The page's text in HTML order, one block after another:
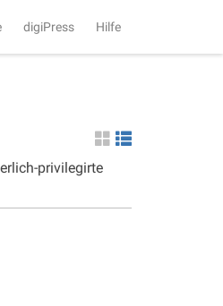
digiPress Hilfe
privilegirte